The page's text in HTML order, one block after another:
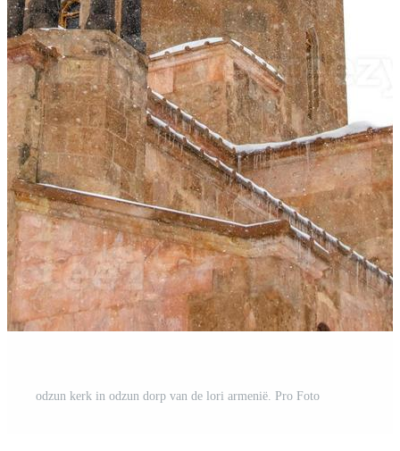
odzun kerk in odzun dorp van de lori armenië. Pro Foto